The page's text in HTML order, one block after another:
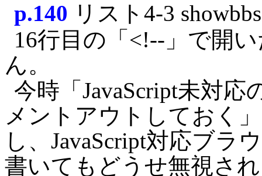
p.140 リスト4-3
16行目の「<!--」で開
ん。
今時「JavaScript未対
メントアウトしておく
し、JavaScript対応ブラ
書いてもどうせ無視さ